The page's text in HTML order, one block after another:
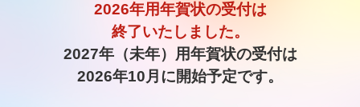
2026年用年賀状の受付は
終了いたしました。
2027年（未年）用年賀状の受付は
2026年10月に開始予定です。